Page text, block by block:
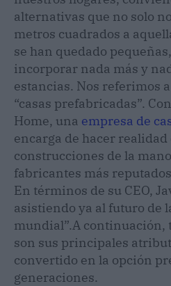
alternativas que no solo
metros cuadrados a
se han quedado
incorporar nada más y
estancias. Nos referimos
“casas prefabricadas”.
Home, una empresa de
encarga de hacer realidad
construcciones de la
fabricantes más
En términos de su CEO,
asistiendo ya al futuro de
mundial”.A continuación,
son sus principales
convertido en la opción
generaciones.